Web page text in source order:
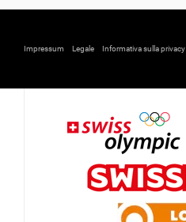
Impressum Legale Informativa sulla privacy